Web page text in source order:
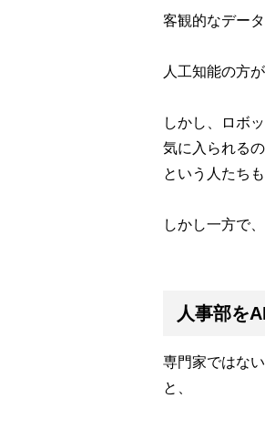
客観的なデー
人工知能の方
しかし、ロボ
気に入られるの
という人たち
しかし一方で
人事部を
専門家ではな
と、